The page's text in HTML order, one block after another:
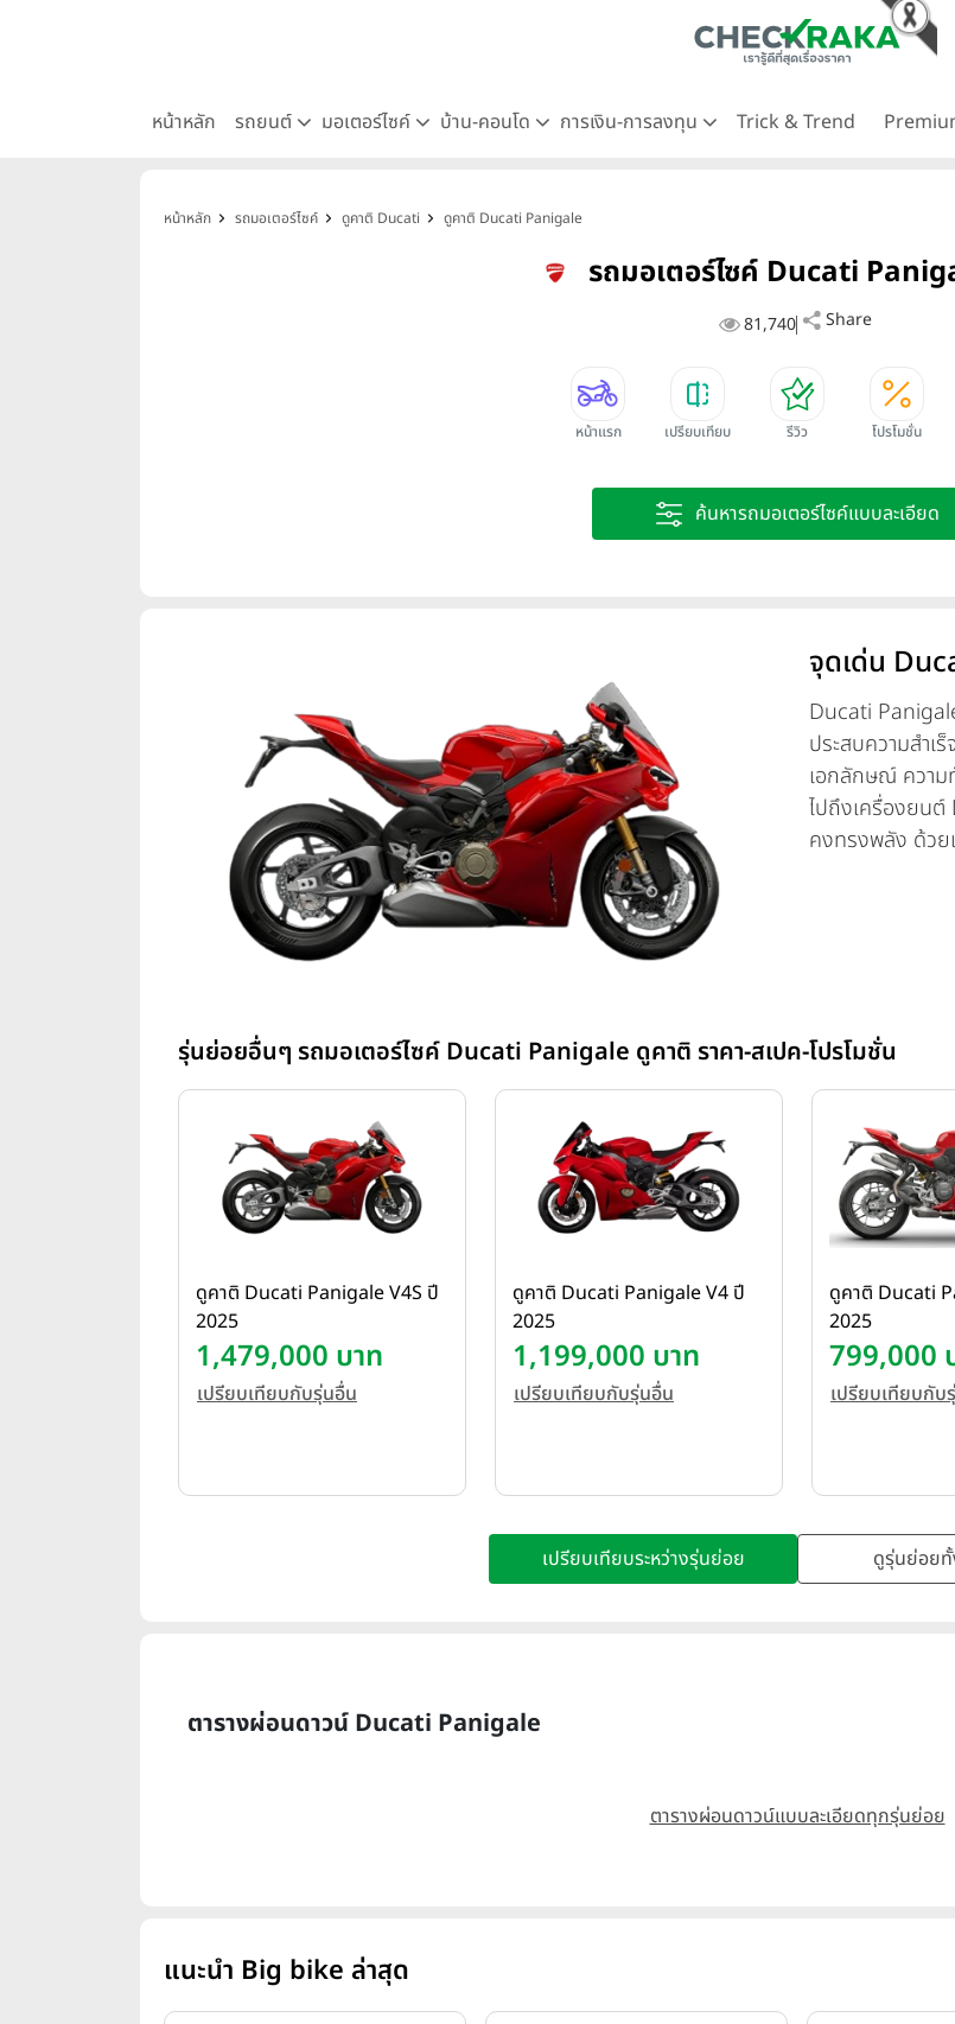
หน้าหลัก รถยนต์ มอเตอร์ไซค์ บ้าน-คอนโด การเงิน-การลงทุน Trick & Trend
หน้าหลัก รถมอเตอร์ไซค์ ดูคาติ Ducati ดูคาติ Ducati Panigale
รถมอเตอร์ไซค์ Ducati
81,740 Share
หน้าแรก เปรียบเทียบ รีวิว โปรโมชั่น
ค้นหารถมอเตอร์ไซค์แบบละเอียด
จุดเด่น
Ducati
ประสบความสำเ
เอกลักษณ์ ความ
ไปถึงเครื่องยน
คงทรงพลัง ด้ว
อิเล็กทรอนิกส์รุ่นใ
รุ่นย่อยอื่นๆ รถมอเตอร์ไซค์ Ducati Panigale ดูคาติ ราคา-สเปค-โปรโมชั่น
ดูคาติ Ducati Panigale V4S ปี
2025
1,479,000 บาท
เปรียบเทียบกับรุ่นอื่น
ดูคาติ Ducati Panigale V4 ปี
2025
1,199,000 บาท
เปรียบเทียบกับรุ่นอื่น
ดูคาติ Ducati
2025
799,000
เปรียบเทียบกับ
เปรียบเทียบระหว่างรุ่นย่อย ดูรุ่นย่อย
ตารางผ่อนดาวน์ Ducati Panigale
ตารางผ่อนดาวน์แบบละเอียดทุกรุ่นย่อย
แนะนำ Big bike ล่าสุด